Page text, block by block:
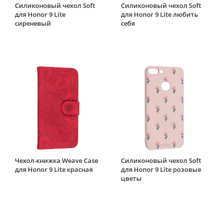
Силиконовый чехол Soft
для Honor 9 Lite
сиреневый
Силиконовый чехол Soft
для Honor 9 Lite любить
себя
Чехол-книжка Weave Case
для Honor 9 Lite красная
Силиконовый чехол Soft
для Honor 9 Lite розовые
цветы